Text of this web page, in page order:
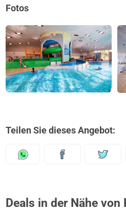
Fotos
Teilen Sie dieses Angebot:
Deals in der Nähe von